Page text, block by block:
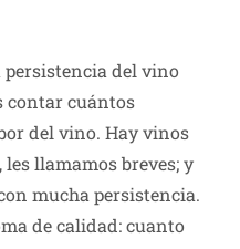
persistencia del vino
contar cuántos
del vino. Hay vinos
llamamos breves; y
mucha persistencia.
de calidad: cuanto